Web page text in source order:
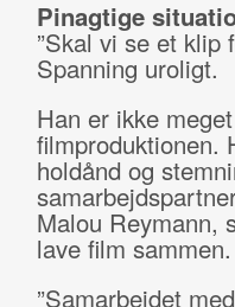
Pinagtige
”Skal vi se et klip
Spanning uroligt.
Han er ikke
filmproduktionen.
holdånd og
Malou Reymann,
lave film sammen.
”Samarbejdet